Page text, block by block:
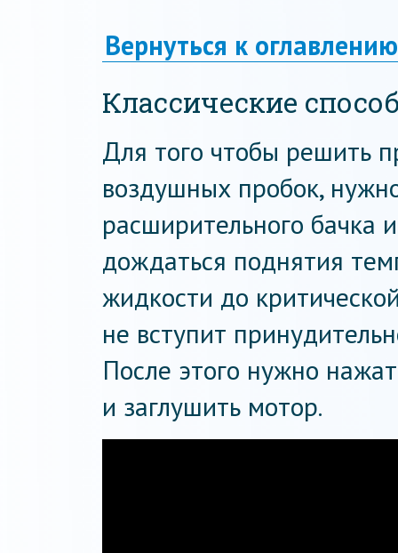
Вернуться к оглавлению
Классические
Для того чтобы решить
воздушных пробок,
расширительного бачка
дождаться поднятия
жидкости до
не вступит
После этого нужно
и заглушить мотор.